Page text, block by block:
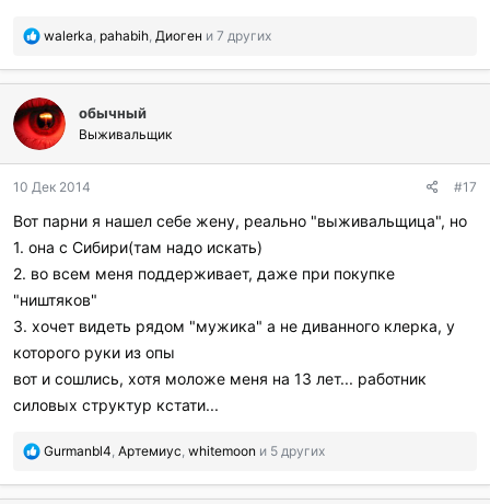
П
б
л
а
г
о
а
и
л
и
walerka, pahabih, Диоген и 7 других
обычный
Выживальщик
10 Дек 2014 #17
Вот парни я нашел себе жену, реально "выживальщица", но
1. она с Сибири(там надо искать)
2. во всем меня поддерживает, даже при покупке
"ништяков"
3. хочет видеть рядом "мужика" а не диванного клерка, у
которого руки из опы
вот и сошлись, хотя моложе меня на 13 лет... работник
силовых структур кстати...
П
б
Gurmanbl4, Артемиус, whitemoon и 5 других